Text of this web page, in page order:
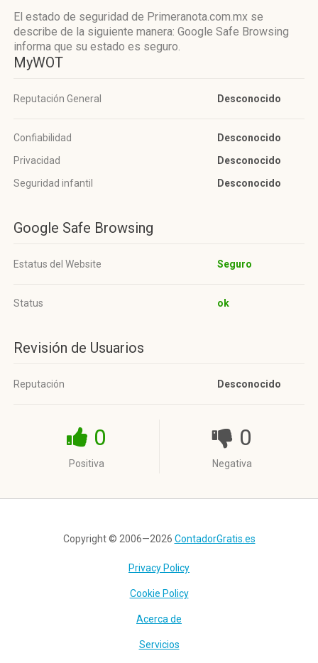
El estado de seguridad de Primeranota.com.mx se
describe de la siguiente manera: Google Safe Browsing
informa que su estado es seguro.
MyWOT
Reputación General Desconocido
Confiabilidad
Desconocido
Privacidad
Desconocido
Seguridad infantil
Desconocido
Google Safe Browsing
Estatus del Website Seguro
Status ok
Revisión de Usuarios
Reputación Desconocido
0
Positiva
0
Negativa
Copyright © 2006—2026 ContadorGratis.es
Privacy Policy
Cookie Policy
Acerca de
Servicios